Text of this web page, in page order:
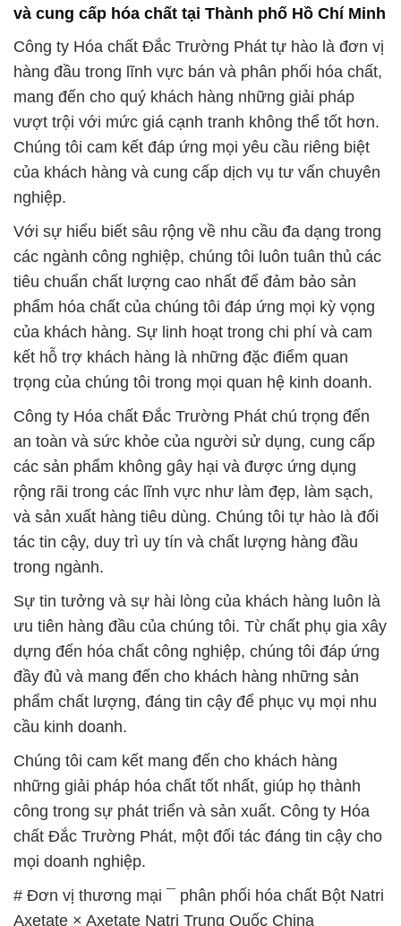
vượt trội với mức giá cạnh tranh không thể tốt hơn.
Chúng tôi cam kết đáp ứng mọi yêu cầu riêng biệt
của khách hàng và cung cấp dịch vụ tư vấn chuyên
nghiệp.
Với sự hiểu biết sâu rộng về nhu cầu đa dạng trong
các ngành công nghiệp, chúng tôi luôn tuân thủ các
tiêu chuẩn chất lượng cao nhất để đảm bảo sản
phẩm hóa chất của chúng tôi đáp ứng mọi kỳ vọng
của khách hàng. Sự linh hoạt trong chi phí và cam
kết hỗ trợ khách hàng là những đặc điểm quan
trọng của chúng tôi trong mọi quan hệ kinh doanh.
Công ty Hóa chất Đắc Trường Phát chú trọng đến
an toàn và sức khỏe của người sử dụng, cung cấp
các sản phẩm không gây hại và được ứng dụng
rộng rãi trong các lĩnh vực như làm đẹp, làm sạch,
và sản xuất hàng tiêu dùng. Chúng tôi tự hào là đối
tác tin cậy, duy trì uy tín và chất lượng hàng đầu
trong ngành.
Sự tin tưởng và sự hài lòng của khách hàng luôn là
ưu tiên hàng đầu của chúng tôi. Từ chất phụ gia xây
dựng đến hóa chất công nghiệp, chúng tôi đáp ứng
đầy đủ và mang đến cho khách hàng những sản
phẩm chất lượng, đáng tin cậy để phục vụ mọi nhu
cầu kinh doanh.
Chúng tôi cam kết mang đến cho khách hàng
những giải pháp hóa chất tốt nhất, giúp họ thành
công trong sự phát triển và sản xuất. Công ty Hóa
chất Đắc Trường Phát, một đối tác đáng tin cậy cho
mọi doanh nghiệp.
# Đơn vị thương mại ¯ phân phối hóa chất Bột Natri
Axetate × Axetate Natri Trung Quốc China
# Cty chuyên thương mại ← phân phối hóa chất Bột
Natri Axetate × Axetate Natri Trung Quốc China
# Nơi kinh doanh \ bán hóa chất Bột Natri Axetate ×
Axetate Natri Trung Quốc China